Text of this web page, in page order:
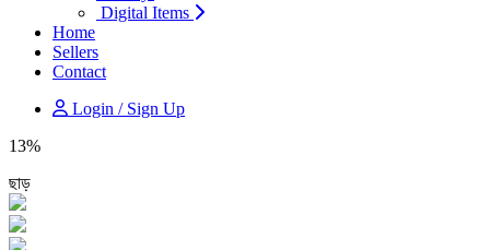
Digital Items
Home
Sellers
Contact
Login / Sign Up
13%
ছাড়